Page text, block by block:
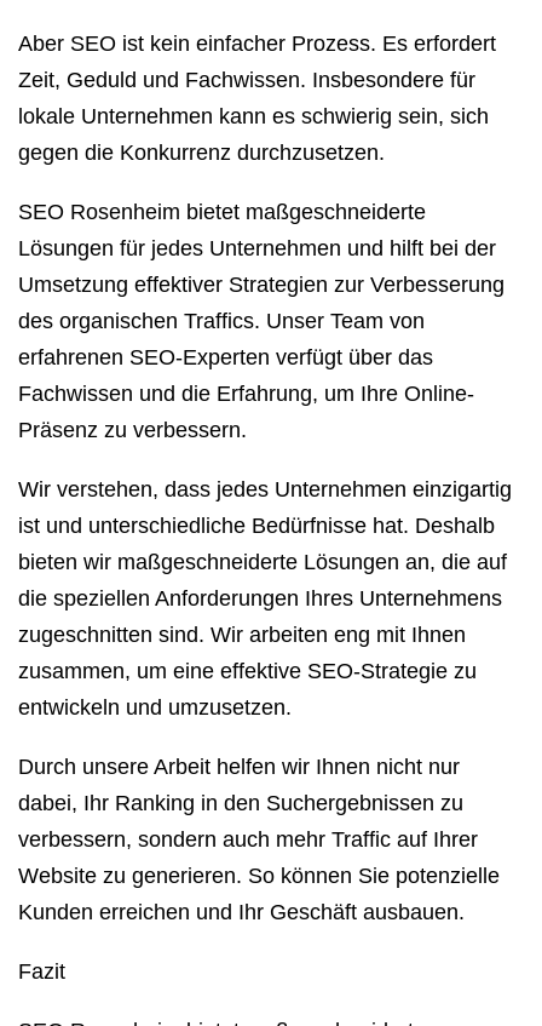
Aber SEO ist kein einfacher Prozess. Es erfordert
Zeit, Geduld und Fachwissen. Insbesondere für
lokale Unternehmen kann es schwierig sein, sich
gegen die Konkurrenz durchzusetzen.
SEO Rosenheim bietet maßgeschneiderte
Lösungen für jedes Unternehmen und hilft bei der
Umsetzung effektiver Strategien zur Verbesserung
des organischen Traffics. Unser Team von
erfahrenen SEO-Experten verfügt über das
Fachwissen und die Erfahrung, um Ihre Online-
Präsenz zu verbessern.
Wir verstehen, dass jedes Unternehmen einzigartig
ist und unterschiedliche Bedürfnisse hat. Deshalb
bieten wir maßgeschneiderte Lösungen an, die auf
die speziellen Anforderungen Ihres Unternehmens
zugeschnitten sind. Wir arbeiten eng mit Ihnen
zusammen, um eine effektive SEO-Strategie zu
entwickeln und umzusetzen.
Durch unsere Arbeit helfen wir Ihnen nicht nur
dabei, Ihr Ranking in den Suchergebnissen zu
verbessern, sondern auch mehr Traffic auf Ihrer
Website zu generieren. So können Sie potenzielle
Kunden erreichen und Ihr Geschäft ausbauen.
Fazit